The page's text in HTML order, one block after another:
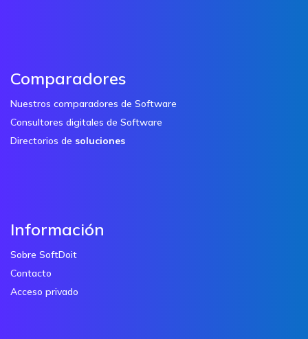
Comparadores
Nuestros comparadores de Software
Consultores digitales de Software
Directorios de soluciones
Información
Sobre SoftDoit
Contacto
Acceso privado